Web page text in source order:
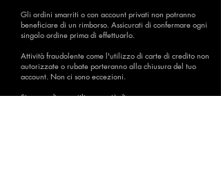
Gli ordini smarriti o con account privati ​​non potranno
beneficiare di un rimborso. Assicurati di confermare ogni
singolo ordine prima di effettuarlo.
Attività fraudolente come l'utilizzo di carte di credito non
autorizzate o rubate porteranno alla chiusura del tuo
account. Non ci sono eccezioni.
Si prega di non utilizzare più di un server